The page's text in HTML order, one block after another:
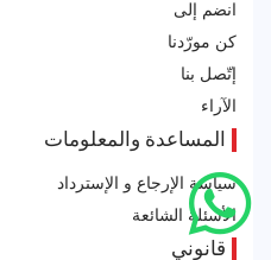
انضم إلى
كن مورّدنا
إتّصل بنا
الآراء
المساعدة والمعلومات
سياسة الإرجاع و الإسترداد
الأسئلة الشائعة
قانوني